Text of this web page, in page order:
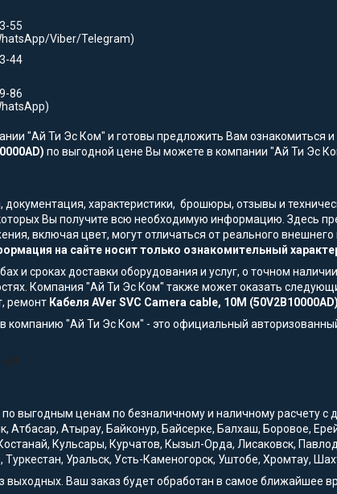
55
Viber/Telegram)
44
86
"Ай Ти Эс Ком" и готовы предложить Вам ознакомиться и
по выгодной цене Вы можете в компании "Ай Ти Эс
характеристики, брошюры, отзывы и
Вы получите всю необходимую информацию. Здесь
включая цвет, могут отличаться от реального
на сайте носит только ознакомительный
и сроках доставки оборудования и услуг, о точном
Компания "Ай Ти Эс Ком" также может оказать
ремонт Кабеля AVer SVC Camera cable, 10M
компанию "Ай Ти Эс Ком" - это официальный
44
выгодным ценам по безналичному и наличному расчету с
Атбасар, Атырау, Байконур, Байсерке, Балхаш, Боровое,
Кульсары, Курчатов, Кызыл-Орда, Лисаковск,
Туркестан, Уральск, Усть-Каменогорск, Уштобе, Хромтау,
выходных. Ваш заказ будет обработан в самое ближайшее